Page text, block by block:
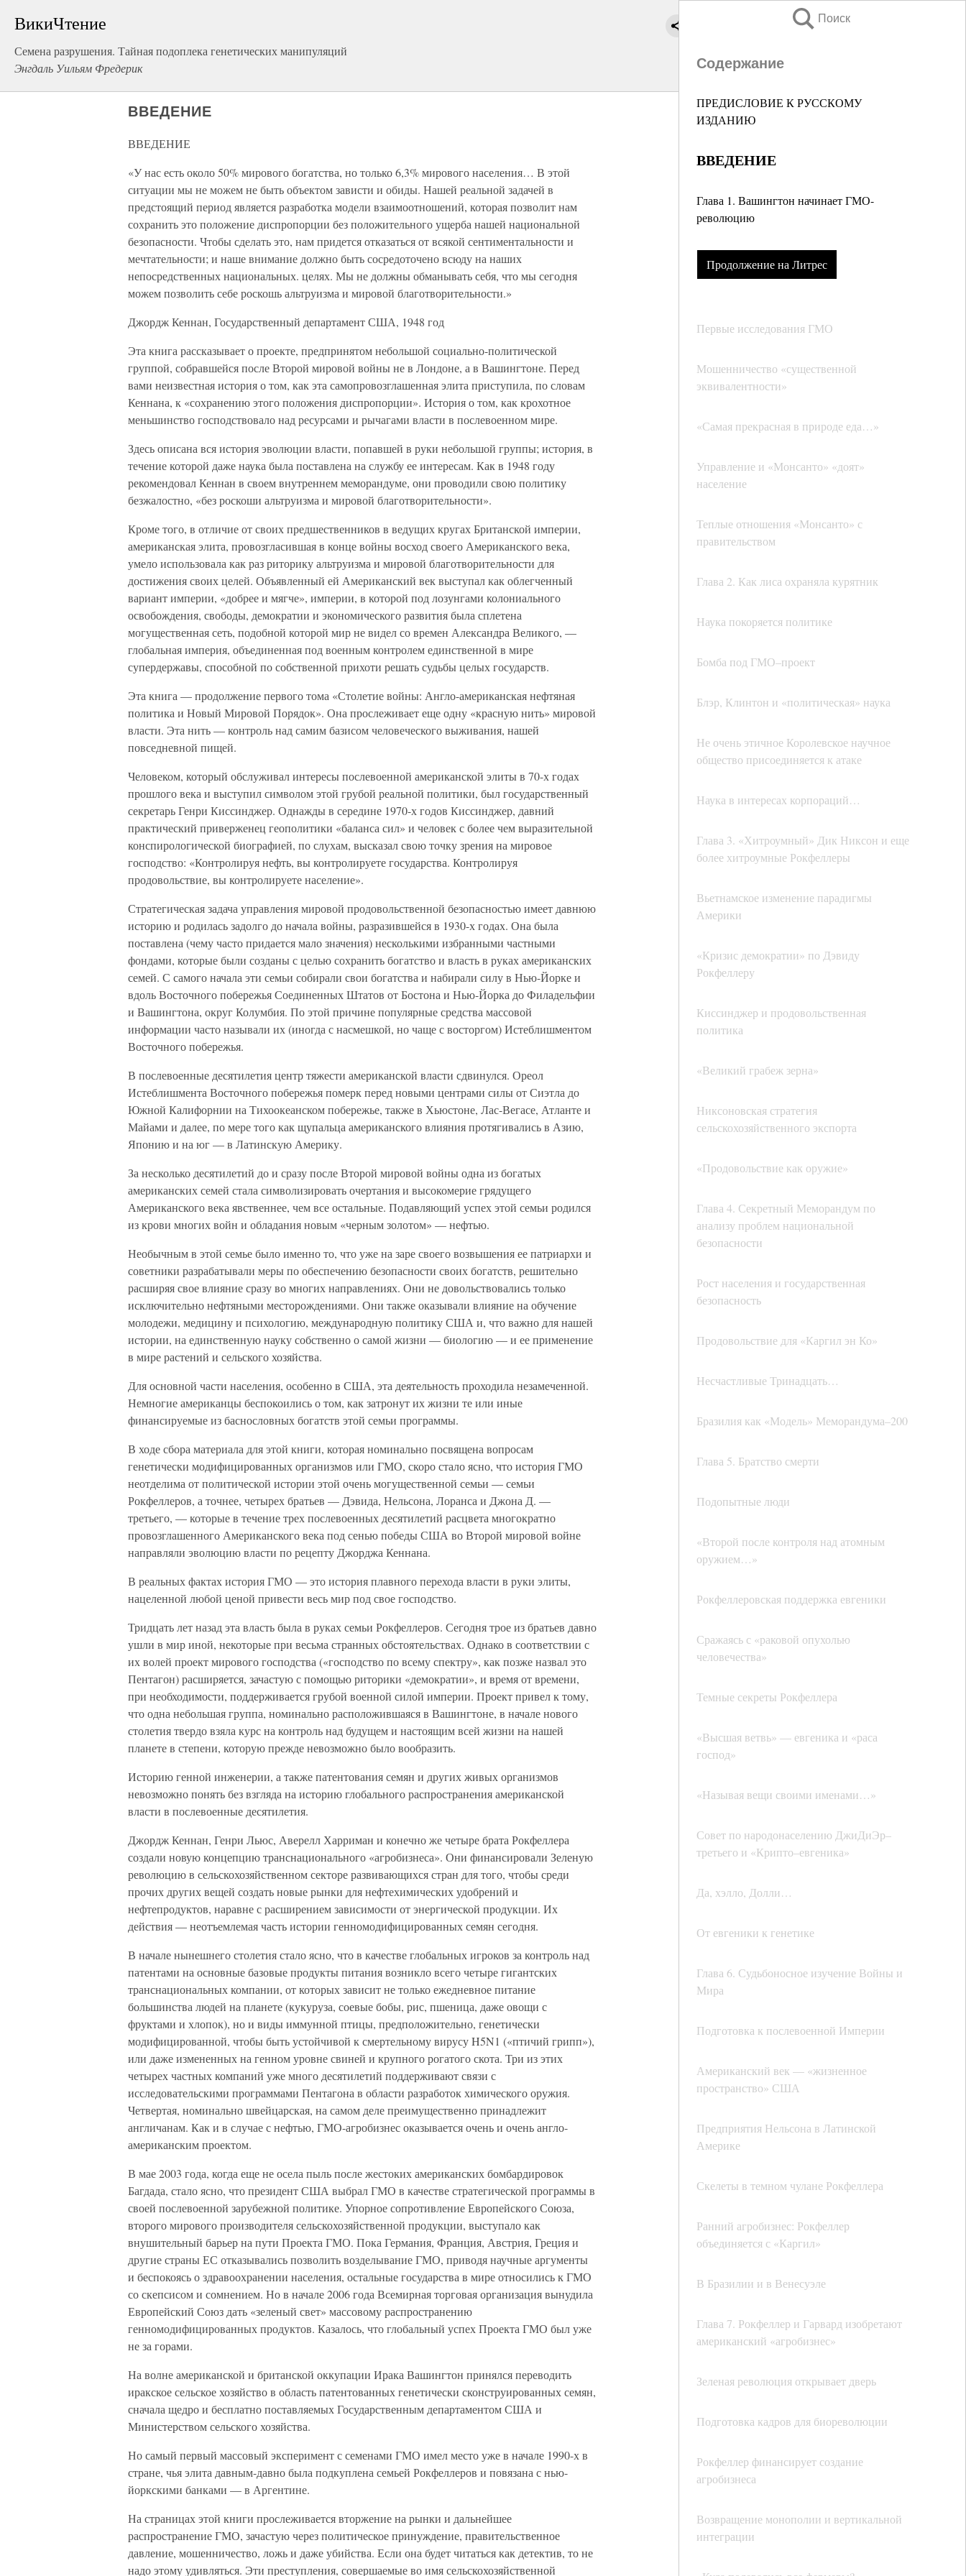
ВикиЧтение
Семена разрушения. Тайная подоплека генетических манипуляций
Энгдаль Уильям Фредерик
Поиск
Содержание
ПРЕДИСЛОВИЕ К РУССКОМУ
ИЗДАНИЮ
ВВЕДЕНИЕ
Глава 1. Вашингтон начинает ГМО-
революцию
Продолжение на Литрес
Первые исследования ГМО
Мошенничество «существенной
эквивалентности»
«Самая прекрасная в природе еда…»
Управление и «Монсанто» «доят»
население
Теплые отношения «Монсанто» с
правительством
Глава 2. Как лиса охраняла курятник
Наука покоряется политике
Бомба под ГМО–проект
Блэр, Клинтон и «политическая» наука
Не очень этичное Королевское научное
общество присоединяется к атаке
Наука в интересах корпораций…
Глава 3. «Хитроумный» Дик Никсон и еще
более хитроумные Рокфеллеры
Вьетнамское изменение парадигмы
Америки
«Кризис демократии» по Дэвиду
Рокфеллеру
Киссинджер и продовольственная
политика
«Великий грабеж зерна»
Никсоновская стратегия
сельскохозяйственного экспорта
«Продовольствие как оружие»
Глава 4. Секретный Меморандум по
анализу проблем национальной
безопасности
Рост населения и государственная
безопасность
Продовольствие для «Каргил эн Ко»
Несчастливые Тринадцать…
Бразилия как «Модель» Меморандума–200
Глава 5. Братство смерти
Подопытные люди
«Второй после контроля над атомным
оружием…»
Рокфеллеровская поддержка евгеники
Сражаясь с «раковой опухолью
человечества»
Темные секреты Рокфеллера
«Высшая ветвь» — евгеника и «раса
господ»
«Называя вещи своими именами…»
Совет по народонаселению ДжиДиЭр–
третьего и «Крипто–евгеника»
Да, хэлло, Долли…
От евгеники к генетике
Глава 6. Судьбоносное изучение Войны и
Мира
Подготовка к послевоенной Империи
Американский век — «жизненное
пространство» США
Предприятия Нельсона в Латинской
Америке
Скелеты в темном чулане Рокфеллера
Ранний агробизнес: Рокфеллер
объединяется с «Каргил»
В Бразилии и в Венесуэле
Глава 7. Рокфеллер и Гарвард изобретают
американский «агробизнес»
Зеленая революция открывает дверь
Подготовка кадров для биореволюции
Рокфеллер финансирует создание
агробизнеса
Возвращение монополии и вертикальной
интеграции
ВВЕДЕНИЕ
ВВЕДЕНИЕ
«У нас есть около 50% мирового богатства, но только 6,3% мирового населения… В этой
ситуации мы не можем не быть объектом зависти и обиды. Нашей реальной задачей в
предстоящий период является разработка модели взаимоотношений, которая позволит нам
сохранить это положение диспропорции без положительного ущерба нашей национальной
безопасности. Чтобы сделать это, нам придется отказаться от всякой сентиментальности и
мечтательности; и наше внимание должно быть сосредоточено всюду на наших
непосредственных национальных. целях. Мы не должны обманывать себя, что мы сегодня
можем позволить себе роскошь альтруизма и мировой благотворительности.»
Джордж Кеннан, Государственный департамент США, 1948 год
Эта книга рассказывает о проекте, предпринятом небольшой социально-политической
группой, собравшейся после Второй мировой войны не в Лондоне, а в Вашингтоне. Перед
вами неизвестная история о том, как эта самопровозглашенная элита приступила, по словам
Кеннана, к «сохранению этого положения диспропорции». История о том, как крохотное
меньшинство господствовало над ресурсами и рычагами власти в послевоенном мире.
Здесь описана вся история эволюции власти, попавшей в руки небольшой группы; история, в
течение которой даже наука была поставлена на службу ее интересам. Как в 1948 году
рекомендовал Кеннан в своем внутреннем меморандуме, они проводили свою политику
безжалостно, «без роскоши альтруизма и мировой благотворительности».
Кроме того, в отличие от своих предшественников в ведущих кругах Британской империи,
американская элита, провозгласившая в конце войны восход своего Американского века,
умело использовала как раз риторику альтруизма и мировой благотворительности для
достижения своих целей. Объявленный ей Американский век выступал как облегченный
вариант империи, «добрее и мягче», империи, в которой под лозунгами колониального
освобождения, свободы, демократии и экономического развития была сплетена
могущественная сеть, подобной которой мир не видел со времен Александра Великого, —
глобальная империя, объединенная под военным контролем единственной в мире
супердержавы, способной по собственной прихоти решать судьбы целых государств.
Эта книга — продолжение первого тома «Столетие войны: Англо-американская нефтяная
политика и Новый Мировой Порядок». Она прослеживает еще одну «красную нить» мировой
власти. Эта нить — контроль над самим базисом человеческого выживания, нашей
повседневной пищей.
Человеком, который обслуживал интересы послевоенной американской элиты в 70-х годах
прошлого века и выступил символом этой грубой реальной политики, был государственный
секретарь Генри Киссинджер. Однажды в середине 1970-х годов Киссинджер, давний
практический приверженец геополитики «баланса сил» и человек с более чем выразительной
конспирологической биографией, по слухам, высказал свою точку зрения на мировое
господство: «Контролируя нефть, вы контролируете государства. Контролируя
продовольствие, вы контролируете население».
Стратегическая задача управления мировой продовольственной безопасностью имеет давнюю
историю и родилась задолго до начала войны, разразившейся в 1930-х годах. Она была
поставлена (чему часто придается мало значения) несколькими избранными частными
фондами, которые были созданы с целью сохранить богатство и власть в руках американских
семей. С самого начала эти семьи собирали свои богатства и набирали силу в Нью-Йорке и
вдоль Восточного побережья Соединенных Штатов от Бостона и Нью-Йорка до Филадельфии
и Вашингтона, округ Колумбия. По этой причине популярные средства массовой
информации часто называли их (иногда с насмешкой, но чаще с восторгом) Истеблишментом
Восточного побережья.
В послевоенные десятилетия центр тяжести американской власти сдвинулся. Ореол
Истеблишмента Восточного побережья померк перед новыми центрами силы от Сиэтла до
Южной Калифорнии на Тихоокеанском побережье, также в Хьюстоне, Лас-Вегасе, Атланте и
Майами и далее, по мере того как щупальца американского влияния протягивались в Азию,
Японию и на юг — в Латинскую Америку.
За несколько десятилетий до и сразу после Второй мировой войны одна из богатых
американских семей стала символизировать очертания и высокомерие грядущего
Американского века явственнее, чем все остальные. Подавляющий успех этой семьи родился
из крови многих войн и обладания новым «черным золотом» — нефтью.
Необычным в этой семье было именно то, что уже на заре своего возвышения ее патриархи и
советники разрабатывали меры по обеспечению безопасности своих богатств, решительно
расширяя свое влияние сразу во многих направлениях. Они не довольствовались только
исключительно нефтяными месторождениями. Они также оказывали влияние на обучение
молодежи, медицину и психологию, международную политику США и, что важно для нашей
истории, на единственную науку собственно о самой жизни — биологию — и ее применение
в мире растений и сельского хозяйства.
Для основной части населения, особенно в США, эта деятельность проходила незамеченной.
Немногие американцы беспокоились о том, как затронут их жизни те или иные
финансируемые из баснословных богатств этой семьи программы.
В ходе сбора материала для этой книги, которая номинально посвящена вопросам
генетически модифицированных организмов или ГМО, скоро стало ясно, что история ГМО
неотделима от политической истории этой очень могущественной семьи — семьи
Рокфеллеров, а точнее, четырех братьев — Дэвида, Нельсона, Лоранса и Джона Д. —
третьего, — которые в течение трех послевоенных десятилетий расцвета многократно
провозглашенного Американского века под сенью победы США во Второй мировой войне
направляли эволюцию власти по рецепту Джорджа Кеннана.
В реальных фактах история ГМО — это история плавного перехода власти в руки элиты,
нацеленной любой ценой привести весь мир под свое господство.
Тридцать лет назад эта власть была в руках семьи Рокфеллеров. Сегодня трое из братьев давно
ушли в мир иной, некоторые при весьма странных обстоятельствах. Однако в соответствии с
их волей проект мирового господства («господство по всему спектру», как позже назвал это
Пентагон) расширяется, зачастую с помощью риторики «демократии», и время от времени,
при необходимости, поддерживается грубой военной силой империи. Проект привел к тому,
что одна небольшая группа, номинально расположившаяся в Вашингтоне, в начале нового
столетия твердо взяла курс на контроль над будущем и настоящим всей жизни на нашей
планете в степени, которую прежде невозможно было вообразить.
Историю генной инженерии, а также патентования семян и других живых организмов
невозможно понять без взгляда на историю глобального распространения американской
власти в послевоенные десятилетия.
Джордж Кеннан, Генри Льюс, Аверелл Харриман и конечно же четыре брата Рокфеллера
создали новую концепцию транснационального «агробизнеса». Они финансировали Зеленую
революцию в сельскохозяйственном секторе развивающихся стран для того, чтобы среди
прочих других вещей создать новые рынки для нефтехимических удобрений и
нефтепродуктов, наравне с расширением зависимости от энергической продукции. Их
действия — неотъемлемая часть истории генномодифицированных семян сегодня.
В начале нынешнего столетия стало ясно, что в качестве глобальных игроков за контроль над
патентами на основные базовые продукты питания возникло всего четыре гигантских
транснациональных компании, от которых зависит не только ежедневное питание
большинства людей на планете (кукуруза, соевые бобы, рис, пшеница, даже овощи с
фруктами и хлопок), но и виды иммунной птицы, предположительно, генетически
модифицированной, чтобы быть устойчивой к смертельному вирусу H5N1 («птичий грипп»),
или даже измененных на генном уровне свиней и крупного рогатого скота. Три из этих
четырех частных компаний уже много десятилетий поддерживают связи с
исследовательскими программами Пентагона в области разработок химического оружия.
Четвертая, номинально швейцарская, на самом деле преимущественно принадлежит
англичанам. Как и в случае с нефтью, ГМО-агробизнес оказывается очень и очень англо-
американским проектом.
В мае 2003 года, когда еще не осела пыль после жестоких американских бомбардировок
Багдада, стало ясно, что президент США выбрал ГМО в качестве стратегической программы в
своей послевоенной зарубежной политике. Упорное сопротивление Европейского Союза,
второго мирового производителя сельскохозяйственной продукции, выступало как
внушительный барьер на пути Проекта ГМО. Пока Германия, Франция, Австрия, Греция и
другие страны ЕС отказывались позволить возделывание ГМО, приводя научные аргументы
и беспокоясь о здравоохранении населения, остальные государства в мире относились к ГМО
со скепсисом и сомнением. Но в начале 2006 года Всемирная торговая организация вынудила
Европейский Союз дать «зеленый свет» массовому распространению
генномодифицированных продуктов. Казалось, что глобальный успех Проекта ГМО был уже
не за горами.
На волне американской и британской оккупации Ирака Вашингтон принялся переводить
иракское сельское хозяйство в область патентованных генетически сконструированных семян,
сначала щедро и бесплатно поставляемых Государственным департаментом США и
Министерством сельского хозяйства.
Но самый первый массовый эксперимент с семенами ГМО имел место уже в начале 1990-х в
стране, чья элита давным-давно была подкуплена семьей Рокфеллеров и повязана с нью-
йоркскими банками — в Аргентине.
На страницах этой книги прослеживается вторжение на рынки и дальнейшее
распространение ГМО, зачастую через политическое принуждение, правительственное
давление, мошенничество, ложь и даже убийства. Если она будет читаться как детектив, то не
надо этому удивляться. Эти преступления, совершаемые во имя сельскохозяйственной